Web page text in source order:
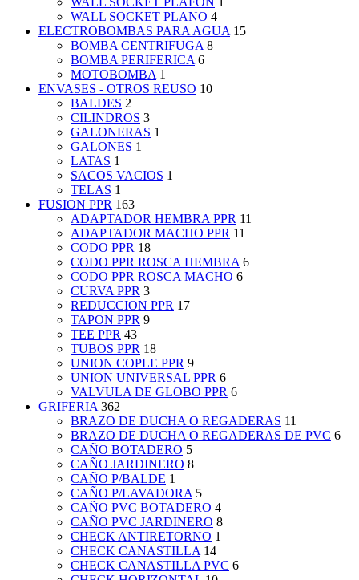
WALL SOCKET PLANO 4
ELECTROBOMBAS PARA AGUA 15
BOMBA CENTRIFUGA 8
BOMBA PERIFERICA 6
MOTOBOMBA 1
ENVASES - OTROS REUSO 10
BALDES 2
CILINDROS 3
GALONERAS 1
GALONES 1
LATAS 1
SACOS VACIOS 1
TELAS 1
FUSION PPR 163
ADAPTADOR HEMBRA PPR 11
ADAPTADOR MACHO PPR 11
CODO PPR 18
CODO PPR ROSCA HEMBRA 6
CODO PPR ROSCA MACHO 6
CURVA PPR 3
REDUCCION PPR 17
TAPON PPR 9
TEE PPR 43
TUBOS PPR 18
UNION COPLE PPR 9
UNION UNIVERSAL PPR 6
VALVULA DE GLOBO PPR 6
GRIFERIA 362
BRAZO DE DUCHA O REGADERAS 11
BRAZO DE DUCHA O REGADERAS DE PVC 6
CAÑO BOTADERO 5
CAÑO JARDINERO 8
CAÑO P/BALDE 1
CAÑO P/LAVADORA 5
CAÑO PVC BOTADERO 4
CAÑO PVC JARDINERO 8
CHECK ANTIRETORNO 1
CHECK CANASTILLA 14
CHECK CANASTILLA PVC 6